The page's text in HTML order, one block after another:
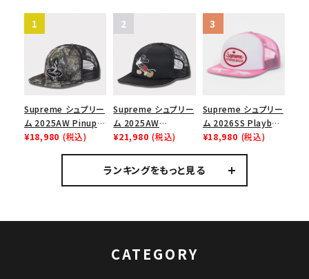
Supreme シュプリー
ム 2025AW Pinup
Mesh Back 5-Panel
¥18,980 (税込)
Supreme シュプリー
ム 2025AW
Number (N)ine x
Mesh Back 5-Panel
ナンバーナイン x ミッ
プ ブラック
¥21,980 (税込)
Supreme シュプリー
ム 2026SS Playboy
Mesh Back 5-Panel
バック 5パネル キャッ
プ ピンク
¥18,980 (税込)
ランキングをもっと見る
CATEGORY